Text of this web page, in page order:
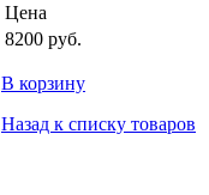
Цена
8200 руб.
В корзину
Назад к списку товаров